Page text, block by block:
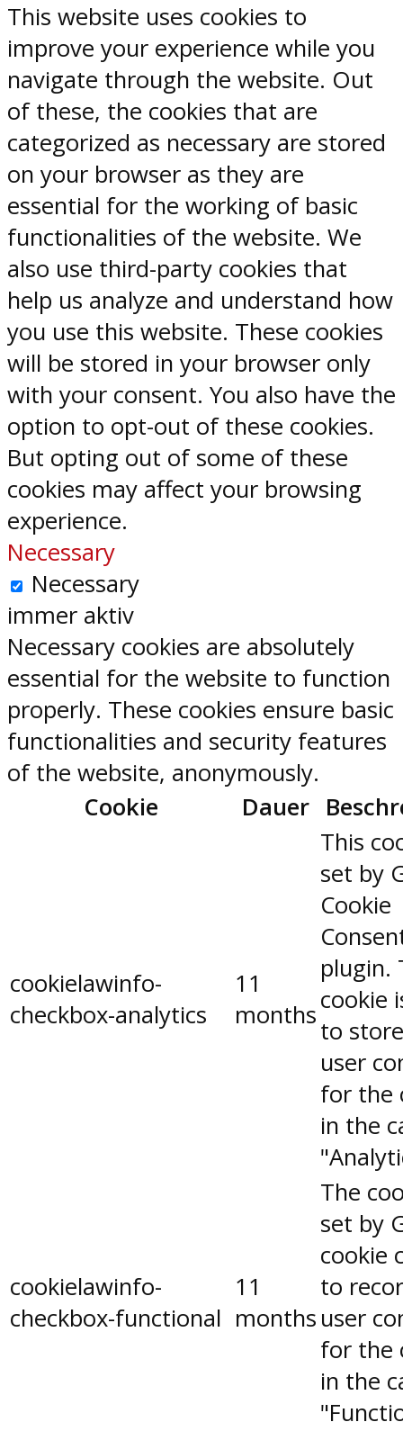
This website uses cookies to
improve your experience while you
navigate through the website. Out
of these, the cookies that are
categorized as necessary are stored
on your browser as they are
essential for the working of basic
functionalities of the website. We
also use third-party cookies that
help us analyze and understand how
you use this website. These cookies
will be stored in your browser only
with your consent. You also have the
option to opt-out of these cookies.
But opting out of some of these
cookies may affect your browsing
experience.
Necessary
Necessary
immer aktiv
Necessary cookies are absolutely
essential for the website to function
properly. These cookies ensure basic
functionalities and security features
of the website, anonymously.
Cookie
Dauer
cookielawinfo-
checkbox-analytics
11
months
This
set by
Cookie
plugin.
cookie
to
user
for the
in the
cookielawinfo-
checkbox-functional
11
months
The
set by
cookie
to
user
for the
in the